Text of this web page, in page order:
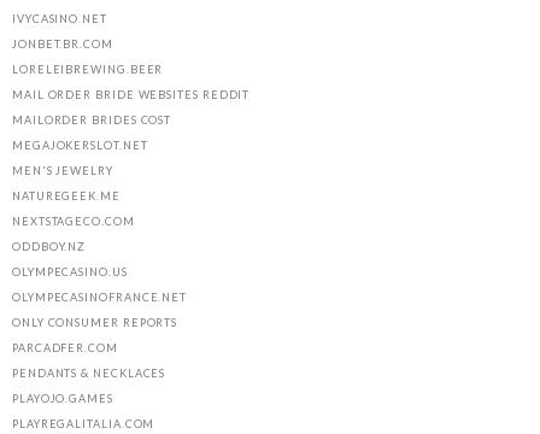
IVYCASINO.NET
JONBET.BR.COM
LORELEIBREWING.BEER
MAIL ORDER BRIDE WEBSITES REDDIT
MAILORDER BRIDES COST
MEGAJOKERSLOT.NET
MEN'S JEWELRY
NATUREGEEK.ME
NEXTSTAGECO.COM
ODDBOY.NZ
OLYMPECASINO.US
OLYMPECASINOFRANCE.NET
ONLY CONSUMER REPORTS
PARCADFER.COM
PENDANTS & NECKLACES
PLAYOJO.GAMES
PLAYREGALITALIA.COM